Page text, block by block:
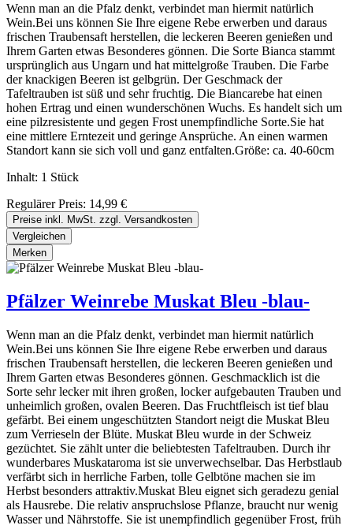
Wenn man an die Pfalz denkt, verbindet man hiermit natürlich
Wein.Bei uns können Sie Ihre eigene Rebe erwerben und daraus
frischen Traubensaft herstellen, die leckeren Beeren genießen und
Ihrem Garten etwas Besonderes gönnen. Die Sorte Bianca stammt
ursprünglich aus Ungarn und hat mittelgroße Trauben. Die Farbe
der knackigen Beeren ist gelbgrün. Der Geschmack der
Tafeltrauben ist süß und sehr fruchtig. Die Biancarebe hat einen
hohen Ertrag und einen wunderschönen Wuchs. Es handelt sich um
eine pilzresistente und gegen Frost unempfindliche Sorte.Sie hat
eine mittlere Erntezeit und geringe Ansprüche. An einen warmen
Standort kann sie sich voll und ganz entfalten.Größe: ca. 40-60cm
Inhalt: 1 Stück
Regulärer Preis: 14,99 €
Preise inkl. MwSt. zzgl. Versandkosten
Vergleichen
Merken
Pfälzer Weinrebe Muskat Bleu -blau-
Wenn man an die Pfalz denkt, verbindet man hiermit natürlich
Wein.Bei uns können Sie Ihre eigene Rebe erwerben und daraus
frischen Traubensaft herstellen, die leckeren Beeren genießen und
Ihrem Garten etwas Besonderes gönnen. Geschmacklich ist die
Sorte sehr lecker mit ihren großen, locker aufgebauten Trauben und
unheimlich großen, ovalen Beeren. Das Fruchtfleisch ist tief blau
gefärbt. Bei einem ungeschützten Standort neigt die Muskat Bleu
zum Verrieseln der Blüte. Muskat Bleu wurde in der Schweiz
gezüchtet. Sie zählt unter die beliebtesten Tafeltrauben. Durch ihr
wunderbares Muskataroma ist sie unverwechselbar. Das Herbstlaub
verfärbt sich in herrliche Farben, tolle Gelbtöne machen sie im
Herbst besonders attraktiv.Muskat Bleu eignet sich geradezu genial
als Hausrebe. Die relativ anspruchslose Pflanze, braucht nur wenig
Wasser und Nährstoffe. Sie ist unempfindlich gegenüber Frost, früh